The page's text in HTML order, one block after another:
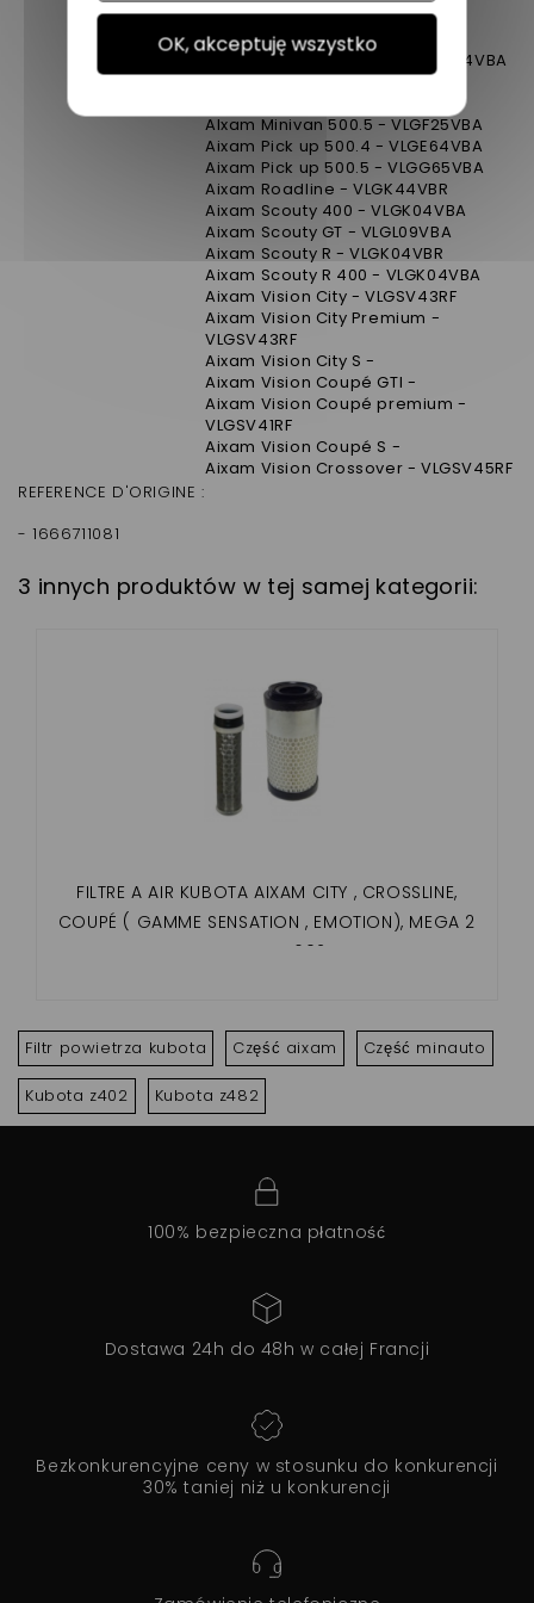
Aixam Crossover - VLGSV45AF
Aixam GTO - VLGSV43AF
Aixam Mega Multitruck - VLGH64VBA
Aixam Mega Multitruck 2007 -
AIxam Minivan 500.5 - VLGF25VBA
Aixam Pick up 500.4 - VLGE64VBA
Aixam Pick up 500.5 - VLGG65VBA
Aixam Roadline - VLGK44VBR
Aixam Scouty 400 - VLGK04VBA
Aixam Scouty GT - VLGL09VBA
Aixam Scouty R - VLGK04VBR
Aixam Scouty R 400 - VLGK04VBA
Aixam Vision City - VLGSV43RF
Aixam Vision City Premium -
VLGSV43RF
Aixam Vision City S -
Aixam Vision Coupé GTI -
Aixam Vision Coupé premium -
VLGSV41RF
Aixam Vision Coupé S -
Aixam Vision Crossover - VLGSV45RF
REFERENCE D'ORIGINE :
- 1666711081
3 innych produktów w tej samej kategorii:
FILTRE A AIR KUBOTA AIXAM CITY , CROSSLINE,
COUPÉ ( GAMME SENSATION , EMOTION), MEGA 2
MOTEUR Z602
Filtr powietrza kubota Część aixam Część minauto
Kubota z402 Kubota z482
100% bezpieczna płatność
Dostawa 24h do 48h w całej Francji
Bezkonkurencyjne ceny w stosunku do konkurencji
30% taniej niż u konkurencji
OK, akceptuję wszystko